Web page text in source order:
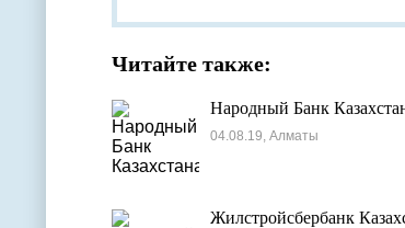
Читайте также:
Народный Банк
04.08.19, Алматы
Жилстройсбербанк